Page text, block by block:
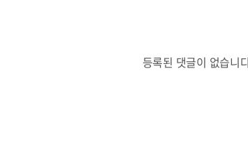
등록된 댓글이 없습니